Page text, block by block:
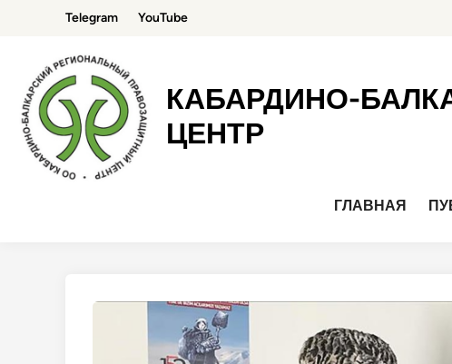
содержимому
Telegram YouTube
КАБАРДИНО-
ЦЕНТР
ГЛАВНАЯ